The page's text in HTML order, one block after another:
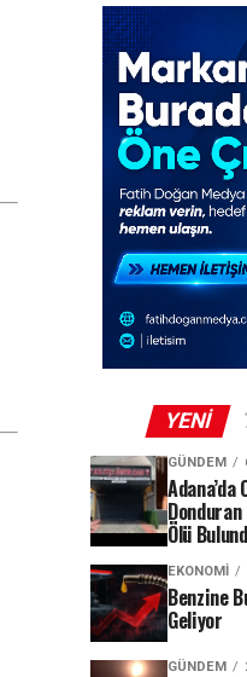
YENI
GÜNDEM
Ölü
EKONOMI
Benzine
Geliyor
GÜNDEM